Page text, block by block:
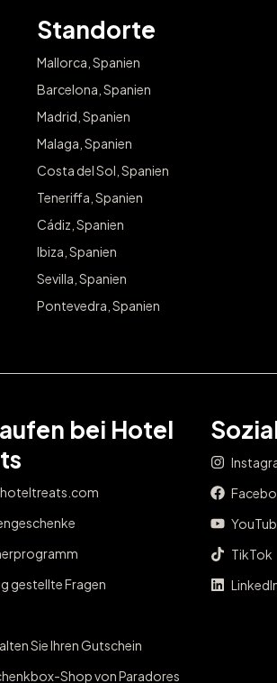
Standorte
Mallorca, Spanien
Barcelona, Spanien
Madrid, Spanien
Malaga, Spanien
Costa del Sol, Spanien
Teneriffa, Spanien
Cádiz, Spanien
Ibiza, Spanien
Sevilla, Spanien
Pontevedra, Spanien
bei Hotel
hoteltreats.com
gestellte Fragen
Sie Ihren Gutschein
Shop von Paradores
TikTok